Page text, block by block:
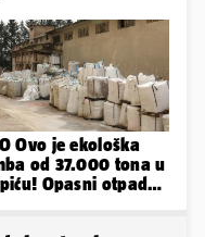
Ovo je ekološka
od 37.000 tona u
Opasni otpad